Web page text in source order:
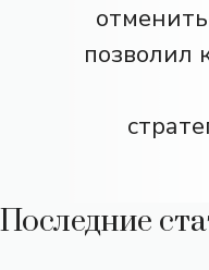
позволил
Последние